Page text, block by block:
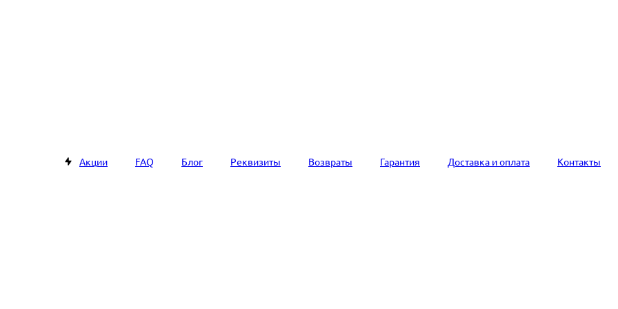
Акции FAQ Блог Реквизиты Возвраты Гарантия Доставка и оплата Контакты